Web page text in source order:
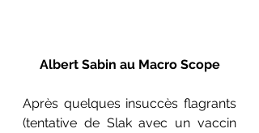
Albert Sabin au Macro Scope
Après quelques insuccès flagrants
(tentative de Slak avec un vaccin